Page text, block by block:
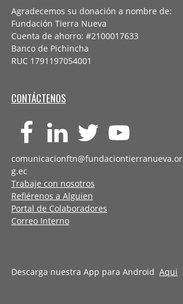
Agradecemos su donación a nombre de:
Fundación Tierra Nueva
Cuenta de ahorro: #2100017633
Banco de Pichincha
RUC 1791197054001
CONTÁCTENOS
comunicacionftn@fundaciontierranueva.or
g.ec
Trabaje con nosotros
Refiérenos a Alguien
Portal de Colaboradores
Correo Interno
Descarga nuestra App para Android Aqui